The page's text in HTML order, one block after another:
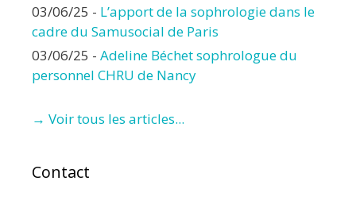
03/06/25 - L’apport de la sophrologie dans le
cadre du Samusocial de Paris
03/06/25 - Adeline Béchet sophrologue du
personnel CHRU de Nancy
→ Voir tous les articles...
Contact